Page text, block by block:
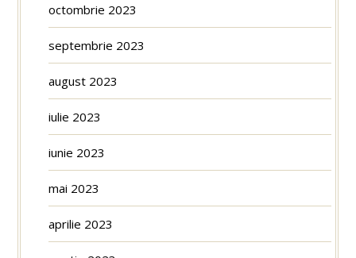
octombrie 2023
septembrie 2023
august 2023
iulie 2023
iunie 2023
mai 2023
aprilie 2023